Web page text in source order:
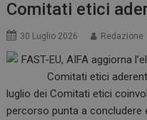
Comitati etici
30 Luglio 2026 Redazione
luglio dei Comitati etici
percorso punta a concludere